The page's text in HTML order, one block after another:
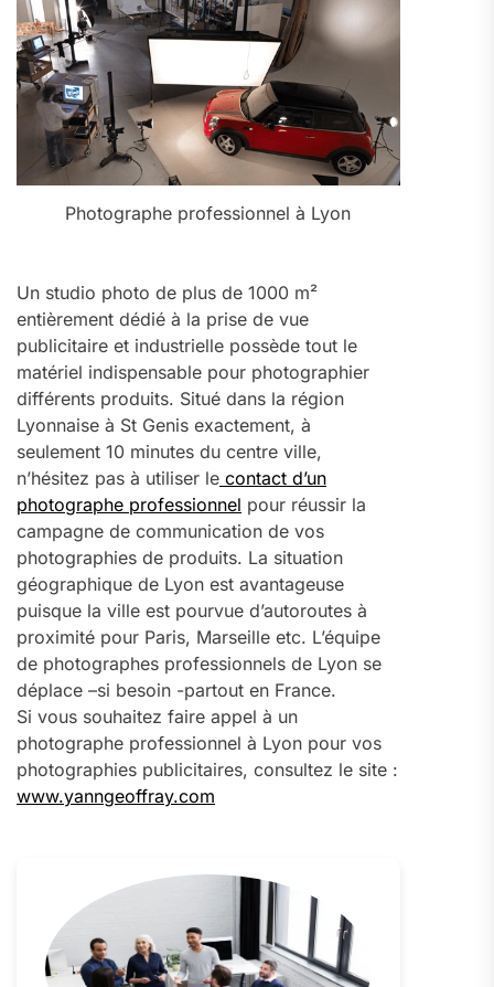
Photographe professionnel à Lyon
Un studio photo de plus de 1000 m²
entièrement dédié à la prise de vue
publicitaire et industrielle possède tout le
matériel indispensable pour photographier
différents produits. Situé dans la région
Lyonnaise à St Genis exactement, à
seulement 10 minutes du centre ville,
n’hésitez pas à utiliser le contact d’un
photographe professionnel pour réussir la
campagne de communication de vos
photographies de produits. La situation
géographique de Lyon est avantageuse
puisque la ville est pourvue d’autoroutes à
proximité pour Paris, Marseille etc. L’équipe
de photographes professionnels de Lyon se
déplace –si besoin -partout en France.
Si vous souhaitez faire appel à un
photographe professionnel à Lyon pour vos
photographies publicitaires, consultez le site :
www.yanngeoffray.com